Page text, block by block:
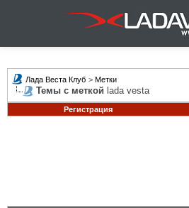
Лада Веста Клуб > Метки
Темы с меткой lada vesta
Регистрация